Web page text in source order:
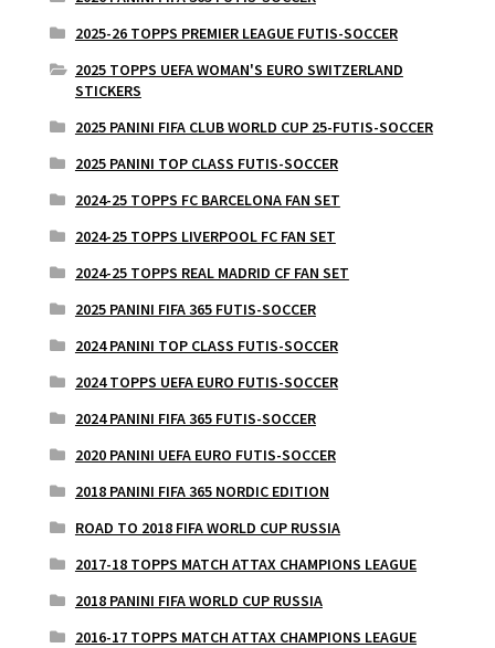
2025-26 TOPPS PREMIER LEAGUE FUTIS-SOCCER
2025 TOPPS UEFA WOMAN'S EURO SWITZERLAND
STICKERS
2025 PANINI FIFA CLUB WORLD CUP 25-FUTIS-SOCCER
2025 PANINI TOP CLASS FUTIS-SOCCER
2024-25 TOPPS FC BARCELONA FAN SET
2024-25 TOPPS LIVERPOOL FC FAN SET
2024-25 TOPPS REAL MADRID CF FAN SET
2025 PANINI FIFA 365 FUTIS-SOCCER
2024 PANINI TOP CLASS FUTIS-SOCCER
2024 TOPPS UEFA EURO FUTIS-SOCCER
2024 PANINI FIFA 365 FUTIS-SOCCER
2020 PANINI UEFA EURO FUTIS-SOCCER
2018 PANINI FIFA 365 NORDIC EDITION
ROAD TO 2018 FIFA WORLD CUP RUSSIA
2017-18 TOPPS MATCH ATTAX CHAMPIONS LEAGUE
2018 PANINI FIFA WORLD CUP RUSSIA
2016-17 TOPPS MATCH ATTAX CHAMPIONS LEAGUE